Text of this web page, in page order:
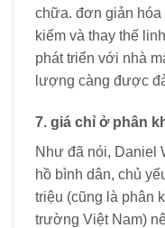
chữa. đơn giản hóa
kiếm và thay thế
phát triển với nhà
lượng càng được
7. giá chỉ ở phân
Như đã nói, Daniel
hồ bình dân, chủ
triệu (cũng là phân
trường Việt Nam)